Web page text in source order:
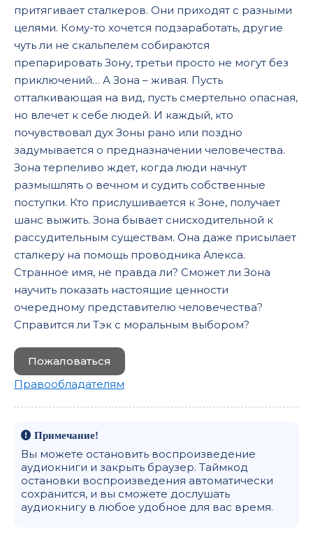
притягивает сталкеров. Они приходят с разными
целями. Кому-то хочется подзаработать, другие
чуть ли не скальпелем собираются
препарировать Зону, третьи просто не могут без
приключений… А Зона – живая. Пусть
отталкивающая на вид, пусть смертельно опасная,
но влечет к себе людей. И каждый, кто
почувствовал дух Зоны рано или поздно
задумывается о предназначении человечества.
Зона терпеливо ждет, когда люди начнут
размышлять о вечном и судить собственные
поступки. Кто прислушивается к Зоне, получает
шанс выжить. Зона бывает снисходительной к
рассудительным существам. Она даже присылает
сталкеру на помощь проводника Алекса.
Странное имя, не правда ли? Сможет ли Зона
научить показать настоящие ценности
очередному представителю человечества?
Справится ли Тэк с моральным выбором?
Пожаловаться
Правообладателям
Примечание!
Вы можете остановить воспроизведение
аудиокниги и закрыть браузер. Таймкод
остановки воспроизведения автоматически
сохранится, и вы сможете дослушать
аудиокнигу в любое удобное для вас время.